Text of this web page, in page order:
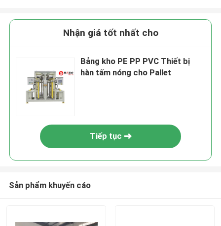
Nhận giá tốt nhất cho
Bảng kho PE PP PVC Thiết bị
hàn tấm nóng cho Pallet
Tiếp tục
Sản phẩm khuyến cáo